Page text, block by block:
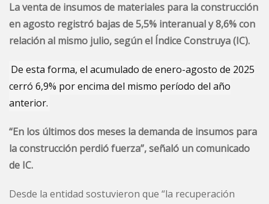
La venta de insumos de materiales para la construcción
en agosto registró bajas de 5,5% interanual y 8,6% con
relación al mismo julio, según el Índice Construya (IC).
De esta forma, el acumulado de enero-agosto de 2025
cerró 6,9% por encima del mismo período del año
anterior.
“En los últimos dos meses la demanda de insumos para
la construcción perdió fuerza”, señaló un comunicado
de IC.
Desde la entidad sostuvieron que “la recuperación